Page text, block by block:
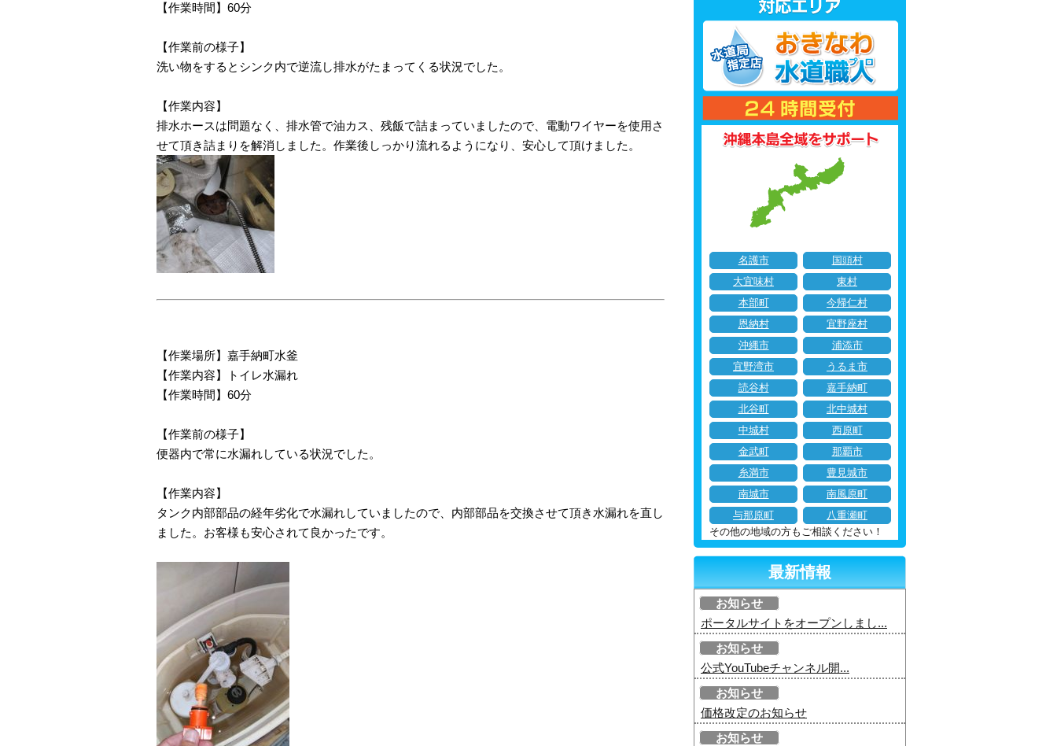
【作業時間】60分
【作業前の様子】
洗い物をするとシンク内で逆流し排水がたまってくる状況でした。
【作業内容】
排水ホースは問題なく、排水管で油カス、残飯で詰まっていましたので、電動ワイヤーを使用さ
せて頂き詰まりを解消しました。作業後しっかり流れるようになり、安心して頂けました。
【作業場所】嘉手納町水釜
【作業内容】トイレ水漏れ
【作業時間】60分
【作業前の様子】
便器内で常に水漏れしている状況でした。
【作業内容】
タンク内部部品の経年劣化で水漏れしていましたので、内部部品を交換させて頂き水漏れを直し
ました。お客様も安心されて良かったです。
名護市
国頭村
大宜味村
東村
本部町
今帰仁村
恩納村
宜野座村
沖縄市
浦添市
宜野湾市
うるま市
読谷村
嘉手納町
北谷町
北中城村
中城村
西原町
金武町
那覇市
糸満市
豊見城市
南城市
南風原町
与那原町
八重瀬町
その他の地域の方もご相談ください！
最新情報
お知らせ
ポータルサイトをオープンしまし...
お知らせ
公式YouTubeチャンネル開...
お知らせ
価格改定のお知らせ
お知らせ